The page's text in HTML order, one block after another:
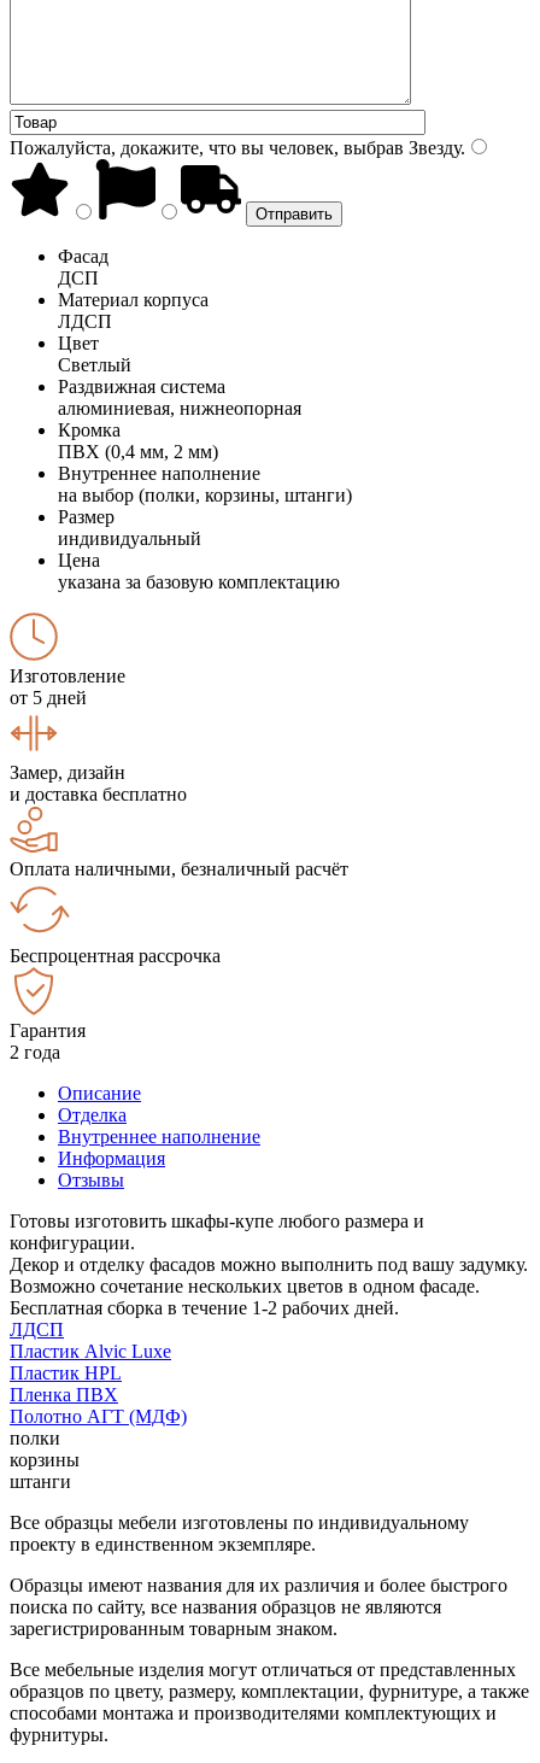
Пожалуйста, докажите, что вы человек, выбрав Звезду.
Фасад
ДСП
Материал корпуса
ЛДСП
Цвет
Светлый
Раздвижная система
алюминиевая, нижнеопорная
Кромка
ПВХ (0,4 мм, 2 мм)
Внутреннее наполнение
на выбор (полки, корзины, штанги)
Размер
индивидуальный
Цена
указана за базовую комплектацию
Изготовление
от 5 дней
Замер, дизайн
и доставка бесплатно
Оплата наличными, безналичный расчёт
Беспроцентная рассрочка
Гарантия
2 года
Описание
Отделка
Внутреннее наполнение
Информация
Отзывы
Готовы изготовить шкафы-купе любого размера и
конфигурации.
Декор и отделку фасадов можно выполнить под вашу задумку.
Возможно сочетание нескольких цветов в одном фасаде.
Бесплатная сборка в течение 1-2 рабочих дней.
ЛДСП
Пластик Alvic Luxe
Пластик HPL
Пленка ПВХ
Полотно АГТ (МДФ)
полки
корзины
штанги
Все образцы мебели изготовлены по индивидуальному
проекту в единственном экземпляре.
Образцы имеют названия для их различия и более быстрого
поиска по сайту, все названия образцов не являются
зарегистрированным товарным знаком.
Все мебельные изделия могут отличаться от представленных
образцов по цвету, размеру, комплектации, фурнитуре, а также
способами монтажа и производителями комплектующих и
фурнитуры.